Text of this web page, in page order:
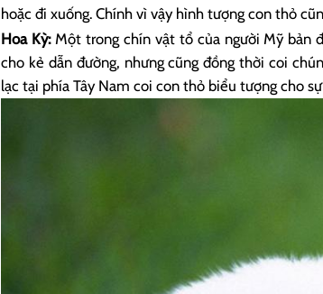
hoặc đi xuống. Chính vì vậy hình tượng con thỏ
Hoa Kỳ:Một trong chín vật tổ của người Mỹ bản
cho kẻ dẫn đường, nhưng cũng đồng thời coi
lạc tại phía Tây Nam coi con thỏ biểu tượng cho